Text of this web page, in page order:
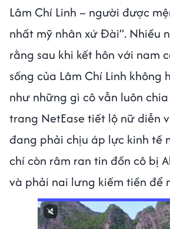
Lâm Chí Linh – người được
nhất mỹ nhân xứ Đài”. Nhiều
rằng sau khi kết hôn với nam
sống của Lâm Chí Linh không
như những gì cô vẫn luôn chia
trang NetEase tiết lộ nữ diễn
đang phải chịu áp lực kinh tế
chí còn râm ran tin đồn cô bị
và phải nai lưng kiếm tiền để